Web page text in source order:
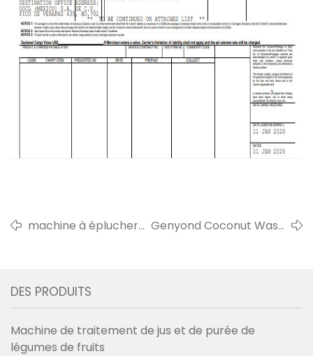
machine à éplucher
Genyond Coconut Wash
DES PRODUITS
Machine de traitement de jus et de purée de
légumes de fruits